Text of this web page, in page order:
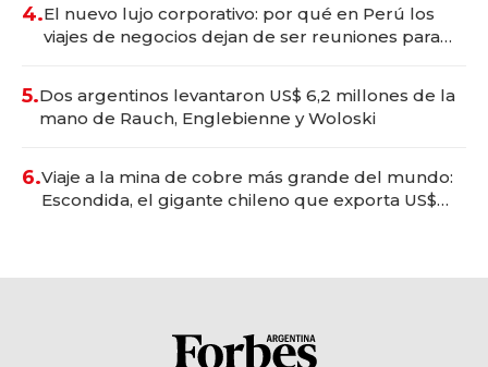
4.El nuevo lujo corporativo: por qué en Perú los
viajes de negocios dejan de ser reuniones para
5.Dos argentinos levantaron US$ 6,2 millones de la
mano de Rauch, Englebienne y Woloski
6.Viaje a la mina de cobre más grande del mundo:
Escondida, el gigante chileno que exporta US$